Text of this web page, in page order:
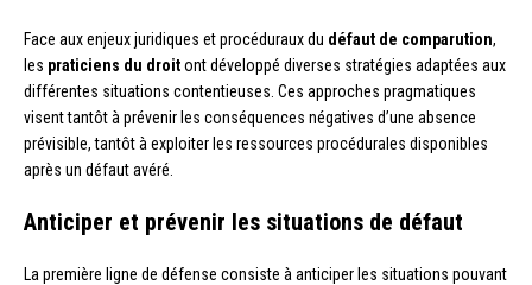
Face aux enjeux juridiques et procéduraux du défaut de comparution,
les praticiens du droitont développé diverses stratégies adaptées aux
différentes situations contentieuses. Ces approches pragmatiques
visent tantôt à prévenir les conséquences négatives d’une absence
prévisible, tantôt à exploiter les ressources procédurales disponibles
après un défaut avéré.
Anticiper et prévenir les situations de défaut
La première ligne de défense consiste à anticiper les situations pouvant